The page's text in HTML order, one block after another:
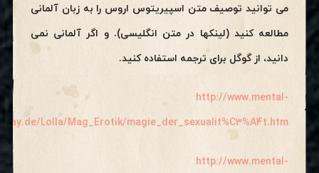
می توانید توصیف متن اسپیریتوس اروس را به زبان آلمانی
مطالعه کنید (لینکها در متن انگلیسی). و اگر آلمانی نمی
دانید، از گوگل برای ترجمه استفاده کنید.
http://www.mental-
ray.de/Lolla/Mag_Erotik/magie_der_sexualit%C3%A4t.htm
http://www.mental-